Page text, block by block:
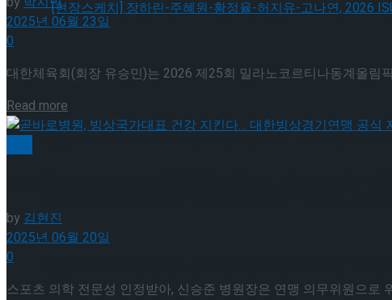
[현장스케치] 장하린-주혜원-황정율-허지유-고나연
[현장스케치] 이규리-전효은-김지유-박하영, 2026
[현장스케치] 장하린-주혜원-황정율-허지유-고나
2025년 06월 23일
0
대한체육회(회장 유승민)는 2026 제25회 밀라노코르티나동계올림
Read more
by 김현진
2025년 06월 20일
0
스포츠 의학 전문성 인정받아, 신승준 병원장은 연맹 의무위원으로